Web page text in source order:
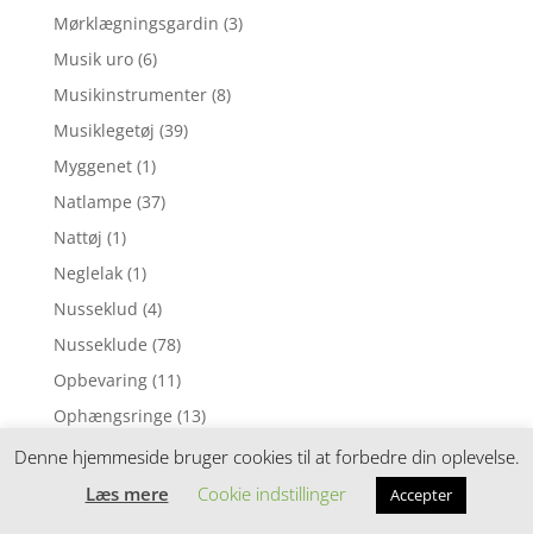
Mørklægningsgardin (3)
Musik uro (6)
Musikinstrumenter (8)
Musiklegetøj (39)
Myggenet (1)
Natlampe (37)
Nattøj (1)
Neglelak (1)
Nusseklud (4)
Nusseklude (78)
Opbevaring (11)
Ophængsringe (13)
Påskepynt (28)
Pedalcykler (9)
Denne hjemmeside bruger cookies til at forbedre din oplevelse.
Læs mere
Cookie indstillinger Accepter